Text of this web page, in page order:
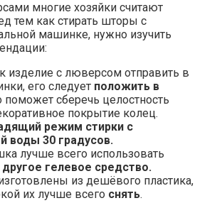
многие хозяйки считают
тем как стирать шторы с
машинке, нужно изучить
изделие с люверсом отправить в
его следует положить в
поможет сберечь целостность
покрытие колец.
режим стирки с
воды 30 градусов.
лучше всего использовать
гелевое средство.
из дешёвого пластика,
их лучше всего снять.